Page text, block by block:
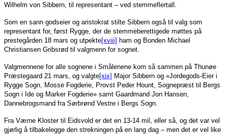
Wilhelm von Sibbern, til representant – ved stemmeflertall.
Som en sann godseier og aristokrat stilte Sibbern også til valg som
representant for, først Rygge, der de stemmeberettigede møttes på
prestegården 18 mars og utpekte[xviii] ham og Bonden Michael
Christiansen Gribsrød til valgmenn for sognet.
Valgmennene for alle sognene i Smålenene kom så sammen på Thunøe
Præstegaard 21 mars, og valgte[xix] Major Sibbern og «Jordegods-Eier i
Rygge Sogn, Mosse Fogderie, Provst Peder Hount, Sognepræst til Bergs
Sogn i Ide og Marker Fogderie» samt Gaardmand Jon Hansen,
Dannebrogsmand fra Sørbrønd Vestre i Bergs Sogn.
Fra Værne Kloster til Eidsvold er det en 13-14 mil, eller så, og det var vel
gjørlig å tilbakelegge den strekningen på en lang dag – men det er vel like